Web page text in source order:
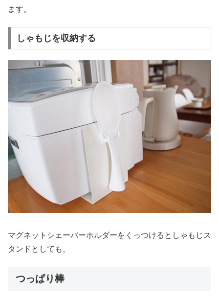
ます。
しゃもじを収納する
マグネットシェーバーホルダーをくっつけるとしゃもじス
タンドとしても。
つっぱり棒